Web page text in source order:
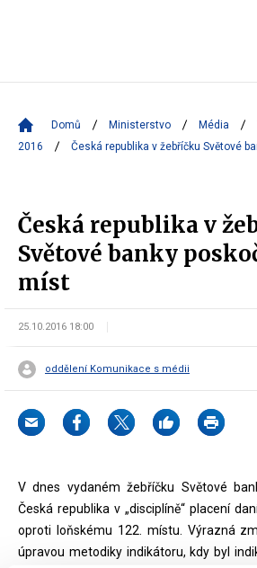
Domů Ministerstvo Média
2016
Česká republika v žebříčku Světové
Česká republika v
Světové banky
míst
25.10.2016 18:00
oddělení Komunikace s médii
V dnes vydaném žebříčku Světové
Česká republika v „disciplíně“ placení
oproti loňskému 122. místu. Výrazná
úpravou metodiky indikátoru, kdy byl